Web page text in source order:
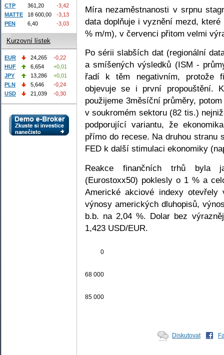
Míra nezaměstnanosti v srpnu
data doplňuje i vyznění mezd,
% m/m), v červenci přitom velmi
Po sérii slabších dat (regionální
a smíšených výsledků (ISM -
řadí k těm negativním, protože
objevuje se i první propouštění.
použijeme 3měsíční průměry,
v soukromém sektoru (82 tis.)
podporující variantu, že
přímo do recese. Na druhou stranu
FED k další stimulaci ekonomiky
Reakce finančních trhů byla
(Eurostoxx50) poklesly o 1 % a
Americké akciové indexy
výnosy amerických dluhopisů,
b.b. na 2,04 %. Dolar bez
1,423 USD/EUR.
0
68 000
85 000
Diskutovat
CTP
361,20
-3,42
MATTE
18 600,00
-3,13
PEN
6,40 -3,03
Kurzovní lístek
EUR 24,265
-0,22
HUF
6,654
+0,01
JPY
13,286
+0,01
PLN
5,646
-0,24
USD
21,039 -0,30